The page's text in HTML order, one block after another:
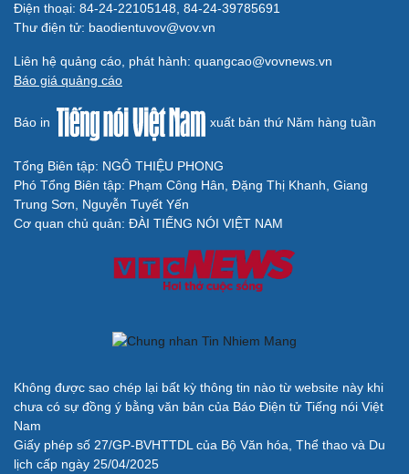
Cải chính
Điện thoại: 84-24-22105148, 84-24-39785691
Thư điện tử: baodientuvov@vov.vn
Liên hệ quảng cáo, phát hành: quangcao@vovnews.vn
Báo giá quảng cáo
Báo in xuất bản thứ Năm hàng tuần
Tổng Biên tập: NGÔ THIỆU PHONG
Phó Tổng Biên tập: Phạm Công Hân, Đặng Thị Khanh, Giang
Trung Sơn, Nguyễn Tuyết Yến
Cơ quan chủ quản: ĐÀI TIẾNG NÓI VIỆT NAM
Không được sao chép lại bất kỳ thông tin nào từ website này khi
chưa có sự đồng ý bằng văn bản của Báo Điện tử Tiếng nói Việt
Nam
Giấy phép số 27/GP-BVHTTDL của Bộ Văn hóa, Thể thao và Du
lịch cấp ngày 25/04/2025